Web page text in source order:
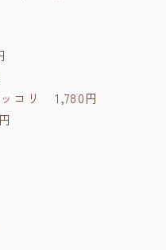
コリ 1,780円